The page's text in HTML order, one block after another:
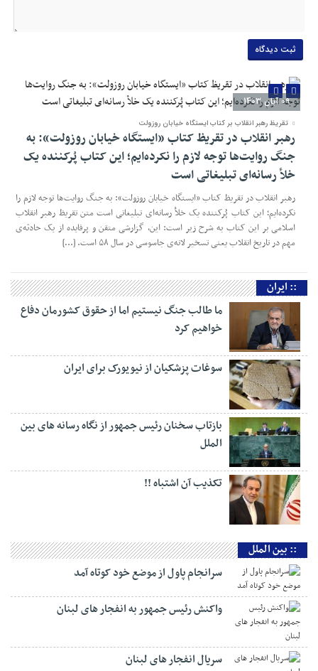
09 آبان 1403
تقریظ رهبر انقلاب بر کتاب ایستگاه خیابان روزولت
رهبر انقلاب در تقریظ کتاب «ایستگاه خیابان روزولت»: به
جنگ روایت‌ها توجه لازم را نکرده‌ایم؛ این کتاب پُرکننده‌ یک
خلأ رسانه‌ای تبلیغاتی است
رهبر انقلاب در تقریظ کتاب «ایستگاه خیابان روزولت»: به جنگ روایت‌ها توجه لازم را
نکرده‌ایم؛ این کتاب پُرکننده‌ یک خلأ رسانه‌ای تبلیغاتی است متن تقریظ رهبر انقلاب
اسلامی بر این کتاب به شرح زیر است: این، گزارشی متقن و پرفایده از یک حادثه‌ی
مهم در تاریخ انقلاب یعنی تسخیر لانه‌ی جاسوسی در سال ۵۸ است. […]
ما طالب جنگ نیستیم اما از حقوق کشورمان دفاع خواهیم
کرد
مسعود پزشکیان رئیس‌جمهور در جلسه هیئت وزیران با اشاره به تجاوز اسرائیل به حریم
داده‌اند که هیچ‌گاه در برابر هیچ متجاوزی کوتاه نمی‌آیند. وی با بیان اینکه امروز
جنایت‌های رژیم صهیونیستی به همه جهانیان ثابت شده است، افزود: امروز وجدان‌های
بیدار […]
:: ایران
ما طالب جنگ نیستیم اما از حقوق کشورمان دفاع
خواهیم کرد
بازتاب سخنان رئیس جمهور از نگاه رسانه های بین